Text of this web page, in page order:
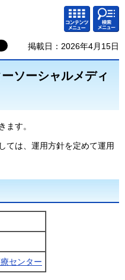
コンテ
ンツメ
ニュー
検索・
共通メ
ニュー
掲載日：2026年4月15日
ソーシャルメディ
ます。
ては、運用方針を定めて運用
センター